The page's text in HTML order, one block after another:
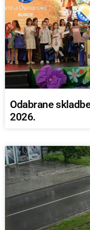
Odabrane
2026.